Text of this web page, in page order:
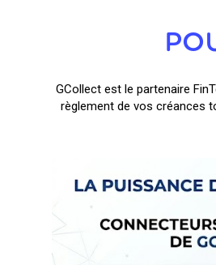
GCollect est le partenaire
règlement de vos créances